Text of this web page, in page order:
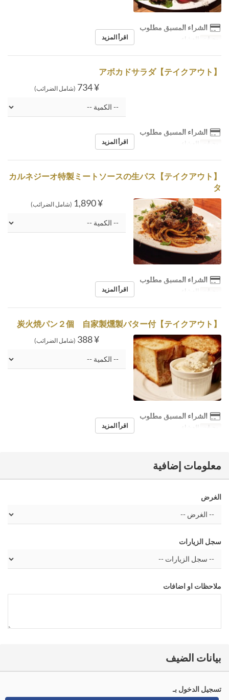
الشراء المسبق مطلوب
وجبات العشاء اقرأ المزيد
【テイクアウト】アボカドサラダ
¥ 734 (شامل الضرائب)
الشراء المسبق مطلوب
وجبات العشاء اقرأ المزيد
【テイクアウト】カルネジーオ特製ミートソースの生パス
タ
¥ 1,890 (شامل الضرائب)
الشراء المسبق مطلوب
وجبات العشاء اقرأ المزيد
【テイクアウト】炭火焼パン２個 自家製燻製バター付
¥ 388 (شامل الضرائب)
الشراء المسبق مطلوب
وجبات العشاء اقرأ المزيد
معلومات إضافية
الغرض
سجل الزيارات
ملاحظات او اضافات
بيانات الضيف
تسجيل الدخول بـ